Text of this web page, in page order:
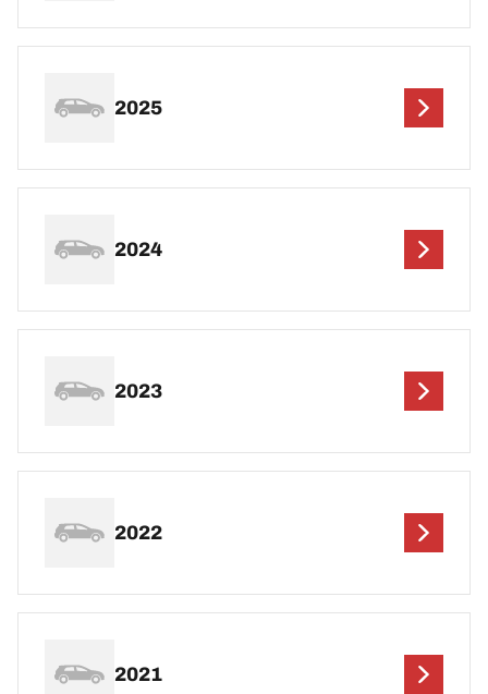
2025
2024
2023
2022
2021